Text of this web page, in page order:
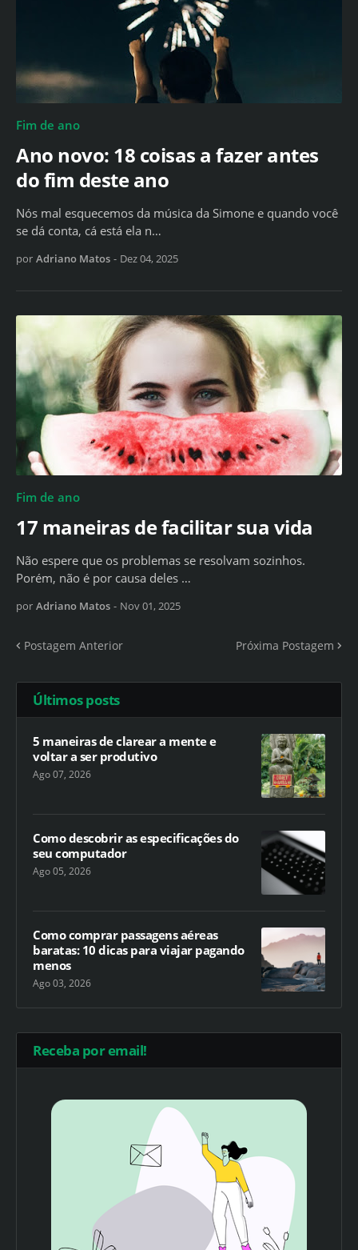
Fim de ano
Ano novo: 18 coisas a fazer antes
do fim deste ano
Nós mal esquecemos da música da Simone e quando você
se dá conta, cá está ela n…
por Adriano Matos - Dez 04, 2025
Fim de ano
17 maneiras de facilitar sua vida
Não espere que os problemas se resolvam sozinhos.
Porém, não é por causa deles …
por Adriano Matos - Nov 01, 2025
Postagem Anterior Próxima Postagem
Últimos posts
5 maneiras de clarear a mente e
voltar a ser produtivo
Ago 07, 2026
Como descobrir as especificações do
seu computador
Ago 05, 2026
Como comprar passagens aéreas
baratas: 10 dicas para viajar pagando
menos
Ago 03, 2026
Receba por email!